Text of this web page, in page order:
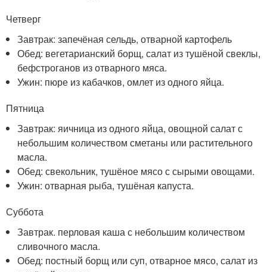
Четверг
Завтрак: запечёная сельдь, отварной картофель
Обед: вегетарианский борщ, салат из тушёной свеклы,
бефстроганов из отварного мяса.
Ужин: пюре из кабачков, омлет из одного яйца.
Пятница
Завтрак: яичница из одного яйца, овощной салат с
небольшим количеством сметаны или растительного
масла.
Обед: свекольник, тушёное мясо с сырыми овощами.
Ужин: отварная рыба, тушёная капуста.
Суббота
Завтрак. перловая каша с небольшим количеством
сливочного масла.
Обед: постный борщ или суп, отварное мясо, салат из